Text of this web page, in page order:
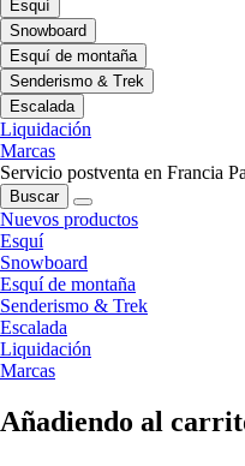
Esquí
Snowboard
Esquí de montaña
Senderismo & Trek
Escalada
Liquidación
Marcas
Servicio postventa en Francia
Buscar
Nuevos productos
Esquí
Snowboard
Esquí de montaña
Senderismo & Trek
Escalada
Liquidación
Marcas
Añadiendo al